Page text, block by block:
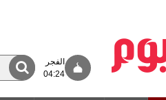
الفجر
04:24